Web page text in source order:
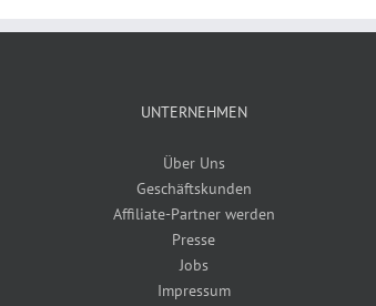
UNTERNEHMEN
Über Uns
Geschäftskunden
Affiliate-Partner werden
Presse
Jobs
Impressum